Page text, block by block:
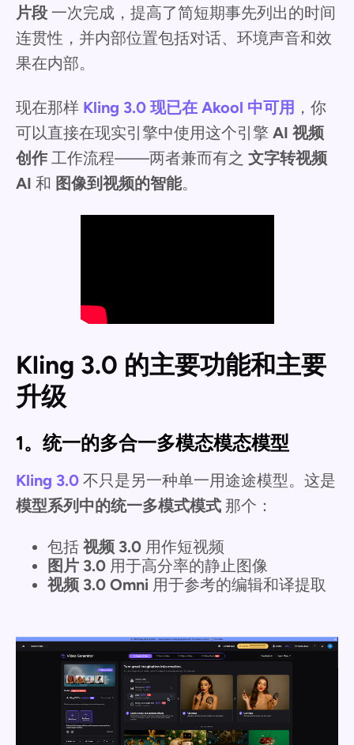
片段 一次完成，提高了简短期事先列出的时间
连贯性，并内部位置包括对话、环境声音和效
果在内部。
现在那样 Kling 3.0 现已在 Akool 中可用 ，你
可以直接在现实引擎中使用这个引擎 AI 视频
创作工作流程——两者兼而有之 文字转视频
AI 和 图像到视频的智能。
Kling 3.0 的主要功能和主要
升级
1。统一的多合一多模态模态模型
Kling 3.0 不只是另一种单一用途途模型。这是
模型系列中的统一多模式模式 那个：
包括 视频 3.0 用作短视频
图片 3.0 用于高分率的静止图像
视频 3.0 Omni 用于参考的编辑和译提取